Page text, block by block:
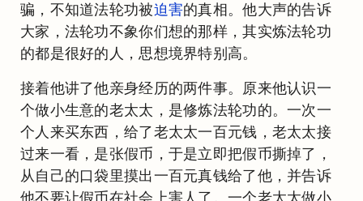
骗，不知道法轮功被迫害的真相。他大声的告诉
大家，法轮功不象你们想的那样，其实炼法轮功
的都是很好的人，思想境界特别高。
接着他讲了他亲身经历的两件事。原来他认识一
个做小生意的老太太，是修炼法轮功的。一次一
个人来买东西，给了老太太一百元钱，老太太接
过来一看，是张假币，于是立即把假币撕掉了，
从自己的口袋里摸出一百元真钱给了他，并告诉
他不要让假币在社会上害人了。一个老太太做小